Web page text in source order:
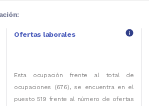
Ofertas laborales info
Esta ocupación frente al total de
ocupaciones (676), se encuentra en el
puesto 519 frente al número de ofertas